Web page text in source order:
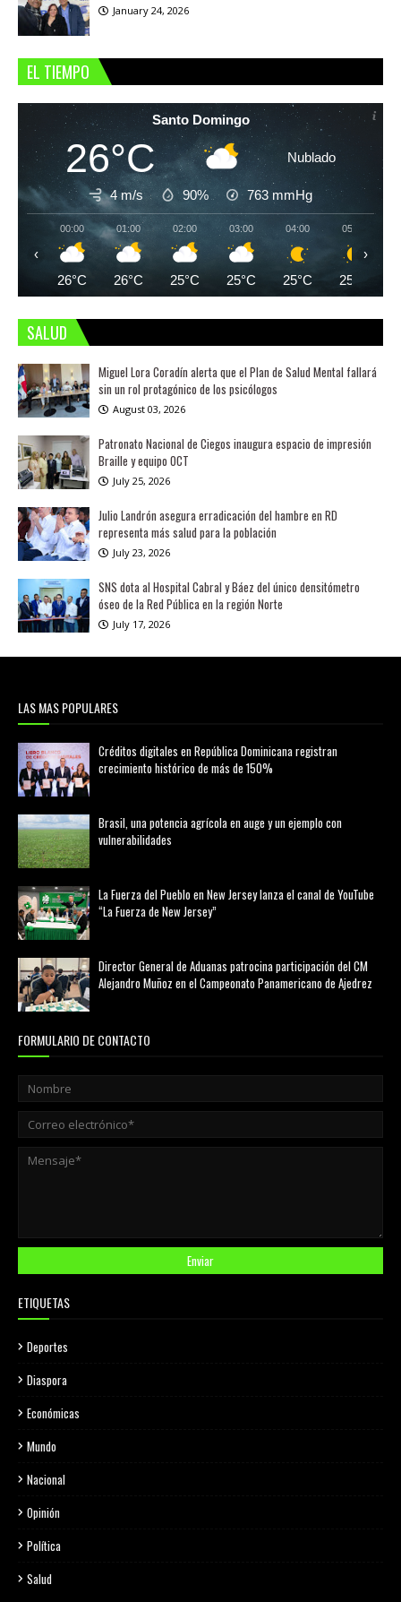
January 24, 2026
EL TIEMPO
Santo Domingo
26°C Nublado
4 m/s 90% 763 mmHg
00:00
26°C
01:00
26°C
02:00
25°C
03:00
25°C
04:00
25°C
05:00
25°C
‹ ›
SALUD
Miguel Lora Coradín alerta que el Plan de Salud Mental fallará
sin un rol protagónico de los psicólogos
August 03, 2026
Patronato Nacional de Ciegos inaugura espacio de impresión
Braille y equipo OCT
July 25, 2026
Julio Landrón asegura erradicación del hambre en RD
representa más salud para la población
July 23, 2026
SNS dota al Hospital Cabral y Báez del único densitómetro
óseo de la Red Pública en la región Norte
July 17, 2026
LAS MAS POPULARES
Créditos digitales en República Dominicana registran
crecimiento histórico de más de 150%
Brasil, una potencia agrícola en auge y un ejemplo con
vulnerabilidades
La Fuerza del Pueblo en New Jersey lanza el canal de YouTube
“La Fuerza de New Jersey”
Director General de Aduanas patrocina participación del CM
Alejandro Muñoz en el Campeonato Panamericano de Ajedrez
FORMULARIO DE CONTACTO
ETIQUETAS
Deportes
Diaspora
Económicas
Mundo
Nacional
Opinión
Política
Salud